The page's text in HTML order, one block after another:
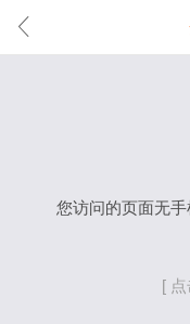
您访问的页面无
[